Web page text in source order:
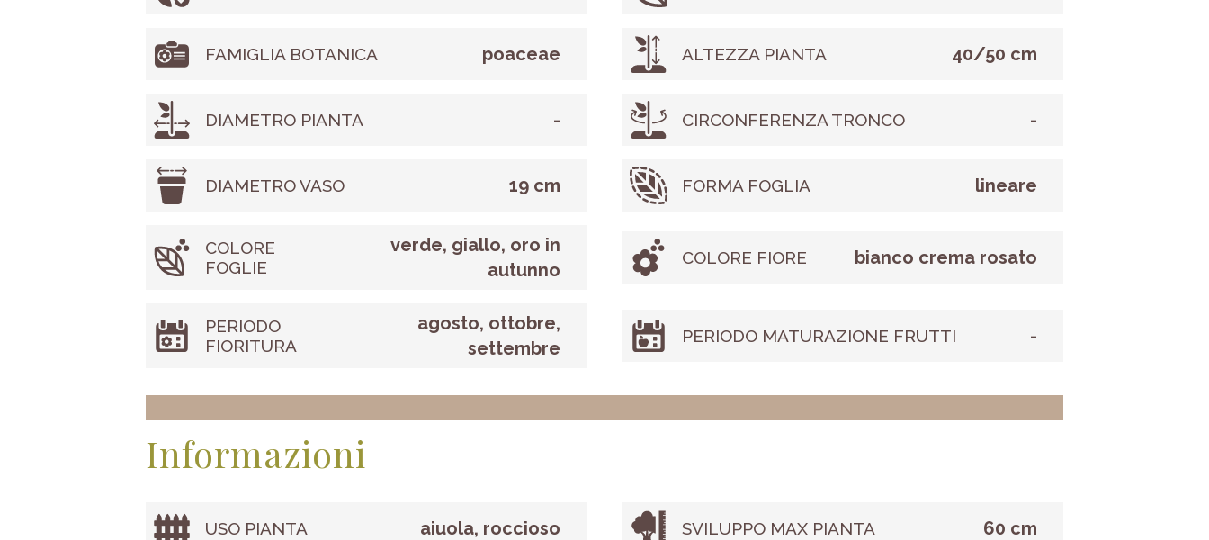
FAMIGLIA BOTANICA poaceae ALTEZZA PIANTA 40/50 cm
DIAMETRO PIANTA - CIRCONFERENZA TRONCO -
DIAMETRO VASO 19 cm FORMA FOGLIA lineare
COLORE
FOGLIE
verde, giallo, oro in
autunno
COLORE FIORE bianco crema rosato
PERIODO
FIORITURA
agosto, ottobre,
settembre
PERIODO MATURAZIONE FRUTTI -
Informazioni
USO PIANTA aiuola, roccioso SVILUPPO MAX PIANTA 60 cm